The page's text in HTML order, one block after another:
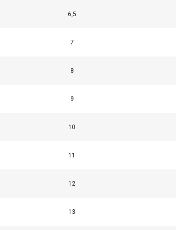
6,5
7
8
9
10
11
12
13
cookies